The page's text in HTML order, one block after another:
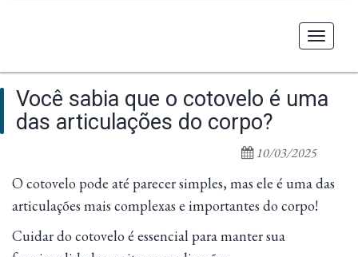
Toggle
Você sabia que o cotovelo é uma
das articulações do corpo?
10/03/2025
O cotovelo pode até parecer simples, mas ele é uma das
articulações mais complexas e importantes do corpo!
Cuidar do cotovelo é essencial para manter sua